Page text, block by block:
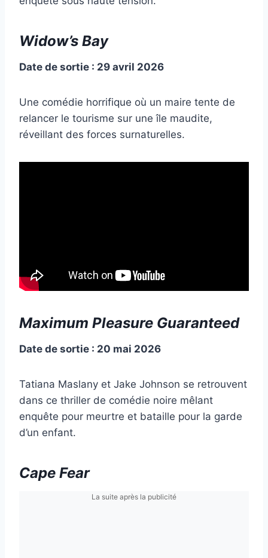
Widow’s Bay
Date de sortie : 29 avril 2026
Une comédie horrifique où un maire tente de
relancer le tourisme sur une île maudite,
réveillant des forces surnaturelles.
Maximum Pleasure Guaranteed
Date de sortie : 20 mai 2026
Tatiana Maslany et Jake Johnson se retrouvent
dans ce thriller de comédie noire mêlant
enquête pour meurtre et bataille pour la garde
d’un enfant.
Cape Fear
La suite après la publicité